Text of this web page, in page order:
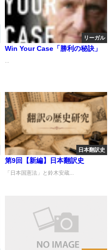
リーガル
Win Your Case「勝利の秘訣」
日本翻訳史
第9回【新編】日本翻訳史
「日本国憲法」と鈴木安蔵...